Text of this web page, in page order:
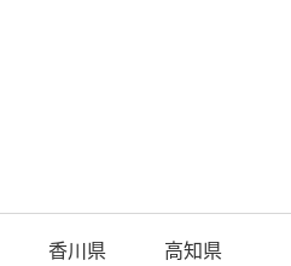
香川県 高知県